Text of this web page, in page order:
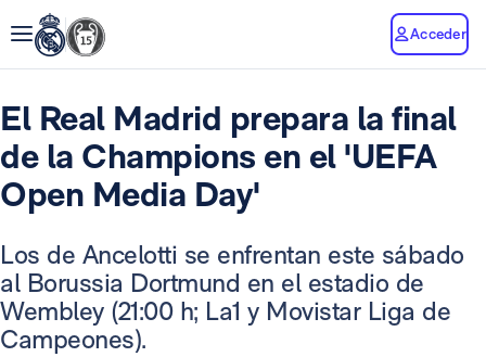
Acceder
El Real Madrid prepara la final
de la Champions en el 'UEFA
Open Media Day'
Los de Ancelotti se enfrentan este sábado
al Borussia Dortmund en el estadio de
Wembley (21:00 h; La1 y Movistar Liga de
Campeones).